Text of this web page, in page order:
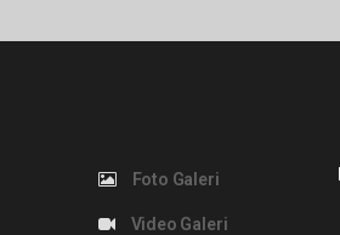
Foto Galeri
Video Galeri